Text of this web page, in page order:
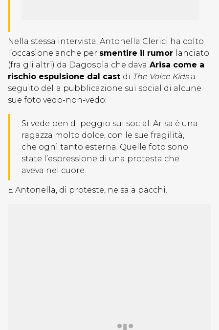
Nella stessa intervista, Antonella Clerici ha colto
l’occasione anche per smentire il rumor lanciato
(fra gli altri) da Dagospia che dava Arisa come a
rischio espulsione dal cast di The Voice Kids a
seguito della pubblicazione sui social di alcune
sue foto vedo-non-vedo:
Si vede ben di peggio sui social. Arisa è una
ragazza molto dolce, con le sue fragilità,
che ogni tanto esterna. Quelle foto sono
state l’espressione di una protesta che
aveva nel cuore.
E Antonella, di proteste, ne sa a pacchi.